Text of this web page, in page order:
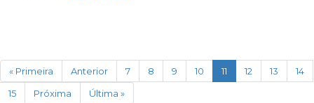
« Primeira Anterior 7 8 9 10 11 (current)
12 13
14
15
Próxima Última »